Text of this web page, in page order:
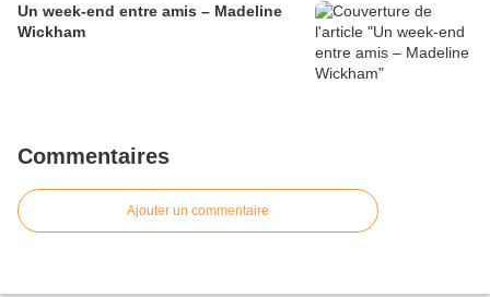
Un week-end entre amis – Madeline
Wickham
Commentaires
Ajouter un commentaire